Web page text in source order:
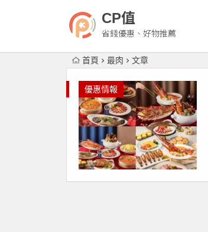
CP值
省錢優惠、好物推薦
首頁 最肉 文章
優惠情報